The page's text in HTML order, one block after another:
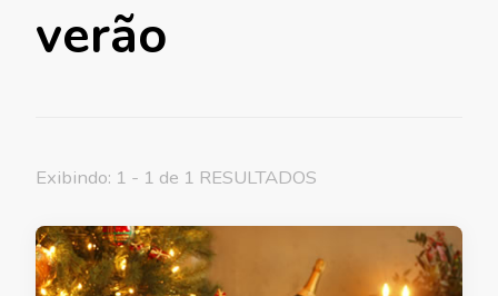
verão
Exibindo: 1 - 1 de 1 RESULTADOS